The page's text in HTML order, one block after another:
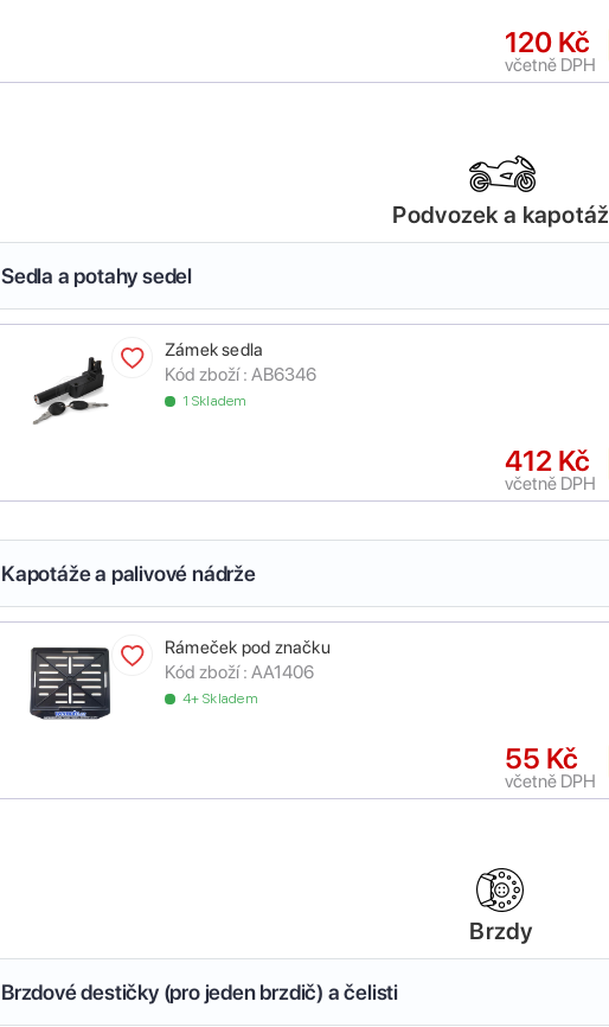
120 Kč
včetně DPH
Podvozek a kapotáž
Sedla a potahy sedel
Zámek sedla
Kód zboží : AB6346
1 Skladem
412 Kč
včetně DPH
Kapotáže a palivové nádrže
Rámeček pod značku
Kód zboží : AA1406
4+ Skladem
55 Kč
včetně DPH
Brzdy
Brzdové destičky (pro jeden brzdič) a čelisti